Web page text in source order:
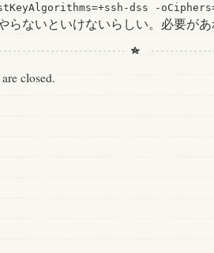
dss -
らないといけないらしい。必要があ
closed.